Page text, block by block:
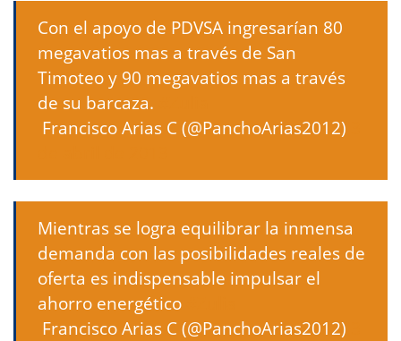
Con el apoyo de PDVSA ingresarían 80
megavatios mas a través de San
Timoteo y 90 megavatios mas a través
de su barcaza.
 Francisco Arias C (@PanchoArias2012)
Mientras se logra equilibrar la inmensa
demanda con las posibilidades reales de
oferta es indispensable impulsar el
ahorro energético
 Francisco Arias C (@PanchoArias2012)